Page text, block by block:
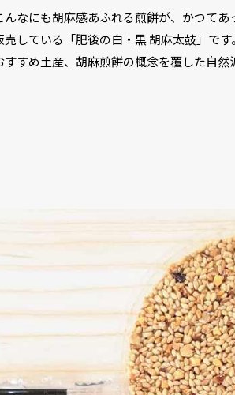
んなにも胡麻感あふれる煎餅が、かつて
売している「肥後の白・黒 胡麻太鼓」で
すすめ土産、胡麻煎餅の概念を覆した自然